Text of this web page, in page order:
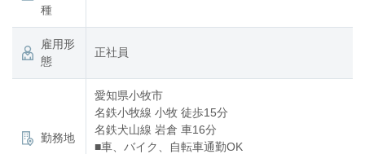
種
雇用形
態
正社員
勤務地
愛知県小牧市
名鉄小牧線 小牧 徒歩15分
名鉄犬山線 岩倉 車16分
■車、バイク、自転車通勤OK